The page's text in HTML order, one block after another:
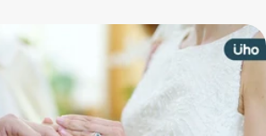
自己，並持續優化內在狀態，關係反而會